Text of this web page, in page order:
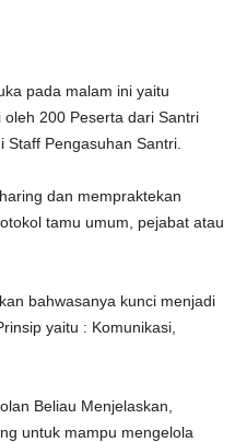
pada malam ini yaitu
200 Peserta dari Santri
Pengasuhan Santri.
dan mempraktekan
tamu umum, pejabat atau
bahwasanya kunci menjadi
yaitu : Komunikasi,
Beliau Menjelaskan,
untuk mampu mengelola